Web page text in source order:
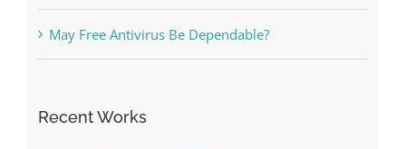
May Free Antivirus Be Dependable?
Recent Works